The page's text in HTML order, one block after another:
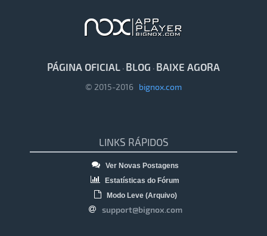
PÁGINA OFICIAL · BLOG · BAIXE AGORA
© 2015-2016 bignox.com
LINKS RÁPIDOS
Ver Novas Postagens
Estatísticas do Fórum
Modo Leve (Arquivo)
support@bignox.com